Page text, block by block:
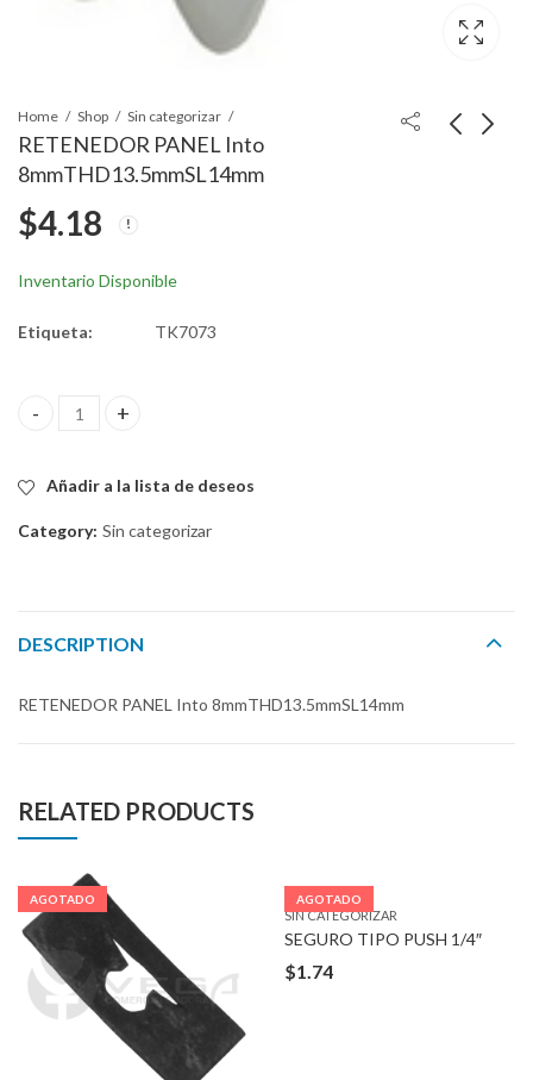
Home Shop Sin categorizar
RETENEDOR PANEL Into
8mmTHD13.5mmSL14mm
$4.18
Inventario Disponible
Etiqueta: TK7073
RETENEDOR PANEL Into 8mmTHD13.5mmSL14mm quantity
Añadir a la lista de deseos
Category: Sin categorizar
DESCRIPTION
RETENEDOR PANEL Into 8mmTHD13.5mmSL14mm
RELATED PRODUCTS
AGOTADO AGOTADO
SIN CATEGORIZAR
SEGURO TIPO PUSH 1/4″
$1.74